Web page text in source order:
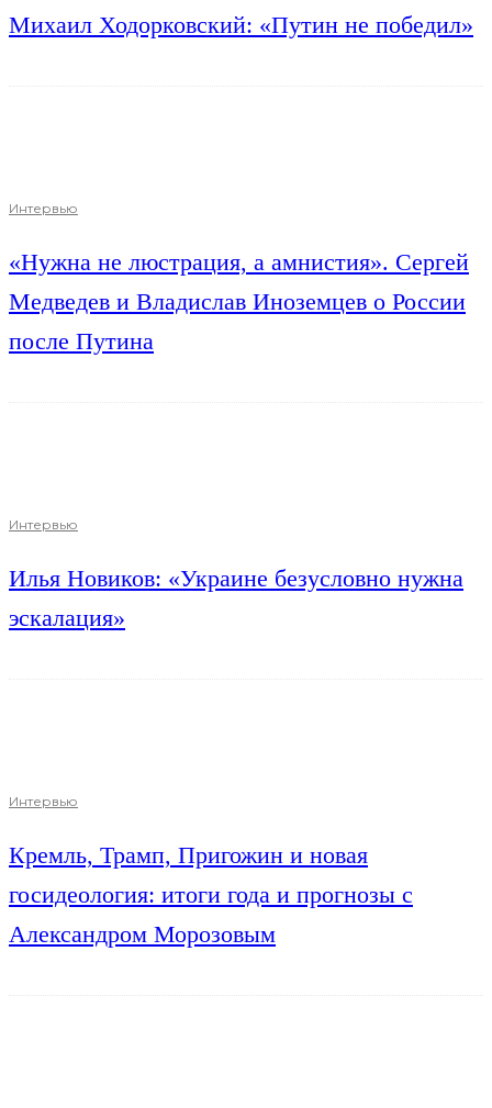
Михаил Ходорковский: «Путин не победил»
Интервью
«Нужна не люстрация, а амнистия». Сергей
Медведев и Владислав Иноземцев о России
после Путина
Интервью
Илья Новиков: «Украине безусловно нужна
эскалация»
Интервью
Кремль, Трамп, Пригожин и новая
госидеология: итоги года и прогнозы с
Александром Морозовым